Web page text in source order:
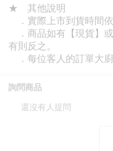
詢問商品
還沒有人提問